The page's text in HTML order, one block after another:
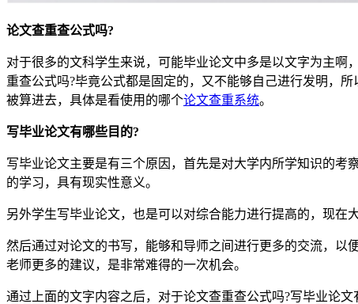
论文查重查公式吗?
对于很多的文科学生来说，可能毕业论文中多是以文字为主
重查公式吗?毕竟公式都是固定的，又不能够自己进行发明，
被算进去，具体是看使用的哪个论文查重系统。
写毕业论文有哪些目的?
写毕业论文主要是有三个原因，首先是对大学内所学知识的
的学习，具有现实性意义。
另外学生写毕业论文，也是可以对综合能力进行提高的，现在
然后通过对论文的书写，能够和导师之间进行更多的交流，以
老师更多的建议，是非常难得的一次机会。
通过上面的文字内容之后，对于论文查重查公式吗?写毕业论